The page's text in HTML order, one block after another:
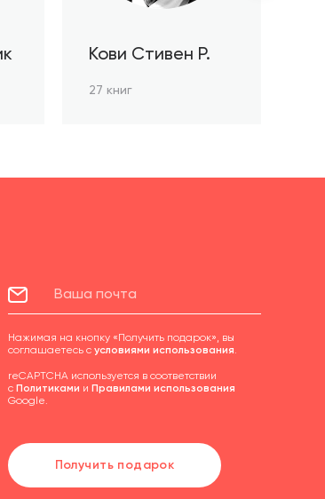
Кови Стивен Р.
27 книг
Нажимая на кнопку «Получить подарок», вы
соглашаетесь с условиями использования.
reCAPTCHA используется в соответствии
с Политиками и Правилами использования
Google.
Получить подарок